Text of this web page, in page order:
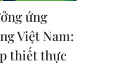
ứng
Việt Nam:
thiết thực